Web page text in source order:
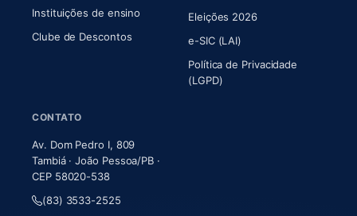
Instituições de ensino
Clube de Descontos
Eleições 2026
e-SIC (LAI)
Política de Privacidade
(LGPD)
CONTATO
Av. Dom Pedro I, 809
Tambiá · João Pessoa/PB ·
CEP 58020-538
(83) 3533-2525